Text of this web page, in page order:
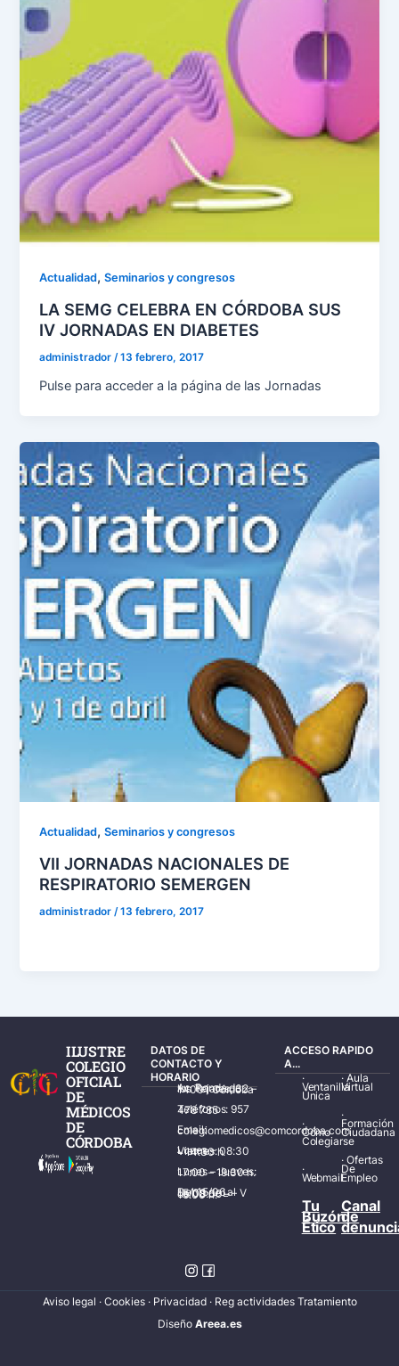
Actualidad,Seminarios y congresos
LA SEMG CELEBRA EN CÓRDOBA SUS
IV JORNADAS EN DIABETES
administrador /13 febrero, 2017
Pulse para acceder a la página de las Jornadas
Actualidad,Seminarios y congresos
VII JORNADAS NACIONALES DE
RESPIRATORIO SEMERGEN
administrador/13 febrero, 2017
ILUSTRE
COLEGIO
OFICIAL
DE
MÉDICOS
DE
CÓRDOBA
DATOS DE
CONTACTO Y
HORARIO
Av. Ronda de los Tejares, 32 – 14001 Córdoba
Teléfonos: 957 478 785
Email: colegiomedicos@comcordoba.com
Lunes – Viernes: 08:30 – 14:30 h.
Lunes – Jueves: 17:00 – 19:30 h.
Del 15/06 al 15/09 de L – V de 08:00 – 15:00 h.
ACCESO RAPIDO
A...
·
Ventanilla
Única
·
Cómo
Colegiarse
·
Webmail
·Aula
Virtual
·
Formación
Ciudadana
·Ofertas
De
Empleo
Tu
Buzón
Ético
Canal
de
Aviso legal · Cookies· Privacidad · Reg actividades Tratamiento
Diseño Areea.es